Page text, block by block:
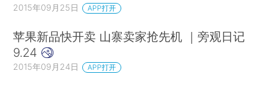
2015年09月25日 APP打开
苹果新品快开卖 山寨卖家抢先机 ｜旁观日记
9.24
2015年09月24日 APP打开